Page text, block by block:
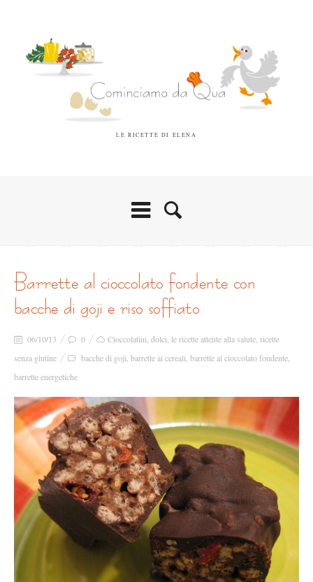
LE RICETTE DI ELENA
barrette al cioccolato fondente con
bacche di goji e riso soffiato
06/10/13 0 Cioccolatini dolci le ricette attente alla salute ricette
senza glutine
bacche di goji barrette ai cereali barrette al cioccolato fondente
barrette energetiche